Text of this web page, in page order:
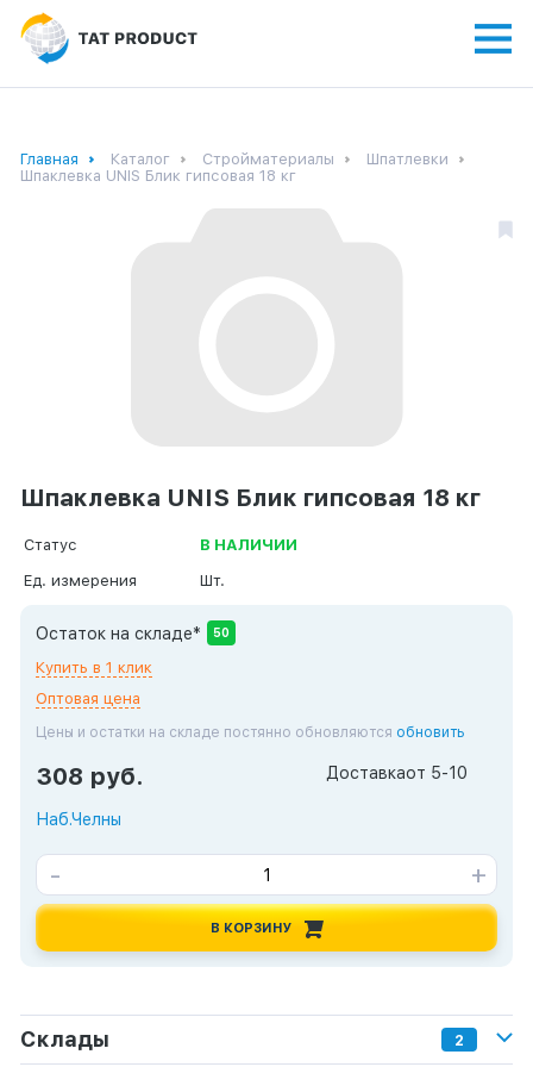
Главная Каталог Стройматериалы
Шпатлевки
Шпаклевка UNIS Блик гипсовая 18 кг
Шпаклевка UNIS Блик гипсовая 18 кг
Статус
В НАЛИЧИИ
Ед. измерения
Шт.
Остаток на складе* 50
Купить в 1 клик
Оптовая цена
Цены и остатки на складе постянно обновляются обновить
308 руб. Доставкаот 5-10
Наб.Челны
- +
В КОРЗИНУ
Склады 2